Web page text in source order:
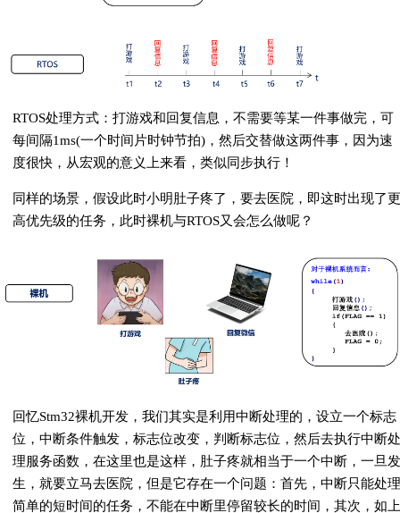
RTOS处理方式：打游戏和回复信息，不需要等某一件事做完，可
每间隔1ms(一个时间片时钟节拍)，然后交替做这两件事，因为速
度很快，从宏观的意义上来看，类似同步执行！
同样的场景，假设此时小明肚子疼了，要去医院，即这时出现了更
高优先级的任务，此时裸机与RTOS又会怎么做呢？
回忆Stm32裸机开发，我们其实是利用中断处理的，设立一个标志
位，中断条件触发，标志位改变，判断标志位，然后去执行中断处
理服务函数，在这里也是这样，肚子疼就相当于一个中断，一旦发
生，就要立马去医院，但是它存在一个问题：首先，中断只能处理
简单的短时间的任务，不能在中断里停留较长的时间，其次，如上